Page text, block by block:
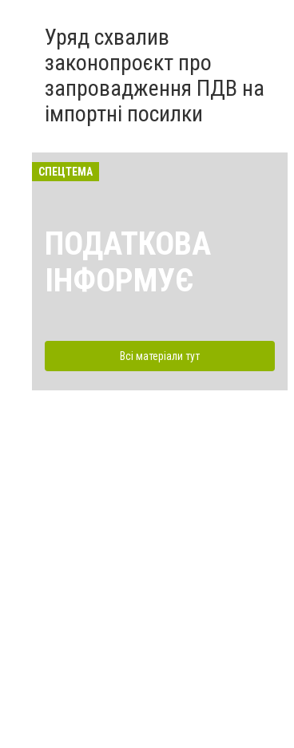
Уряд схвалив
законопроєкт про
запровадження ПДВ на
імпортні посилки
СПЕЦТЕМА
ПОДАТКОВА
ІНФОРМУЄ
Всі матеріали тут